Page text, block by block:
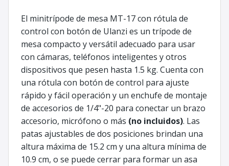
El minitrípode de mesa MT-17 con rótula de
control con botón de Ulanzi es un trípode de
mesa compacto y versátil adecuado para usar
con cámaras, teléfonos inteligentes y otros
dispositivos que pesen hasta 1.5 kg. Cuenta con
una rótula con botón de control para ajuste
rápido y fácil operación y un enchufe de montaje
de accesorios de 1/4"-20 para conectar un brazo
accesorio, micrófono o más (no incluidos). Las
patas ajustables de dos posiciones brindan una
altura máxima de 15.2 cm y una altura mínima de
10.9 cm, o se puede cerrar para formar un asa